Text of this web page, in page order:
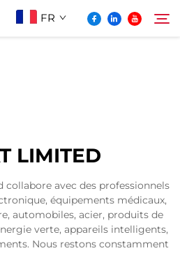
FR
LIMITED
collabore avec des professionnels
équipements médicaux,
automobiles, acier, produits de
verte, appareils intelligents,
Nous restons constamment